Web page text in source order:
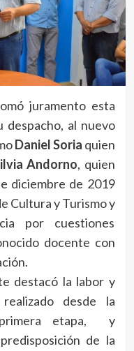
juramento esta
despacho, al nuevo
Daniel Soria quien
Andorno, quien
diciembre de 2019
Cultura y Turismo y
por cuestiones
docente con
destacó la labor y
desde la
etapa, y
de la